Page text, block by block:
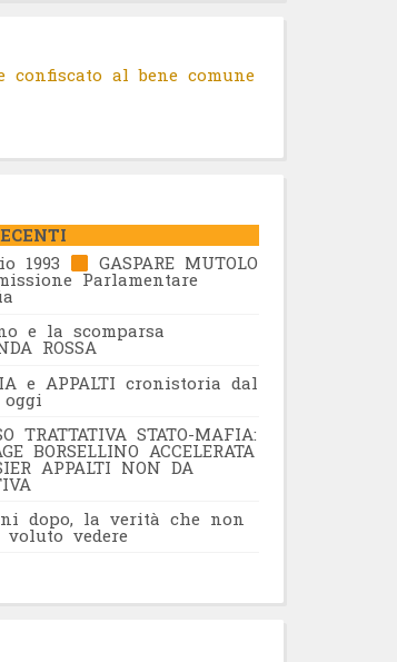
confiscato al bene comune
1993
GASPARE MUTOLO
Parlamentare
e la scomparsa
ROSSA
e APPALTI cronistoria dal
oggi
TRATTATIVA STATO-MAFIA:
BORSELLINO ACCELERATA
APPALTI NON DA
dopo, la verità che non
voluto vedere